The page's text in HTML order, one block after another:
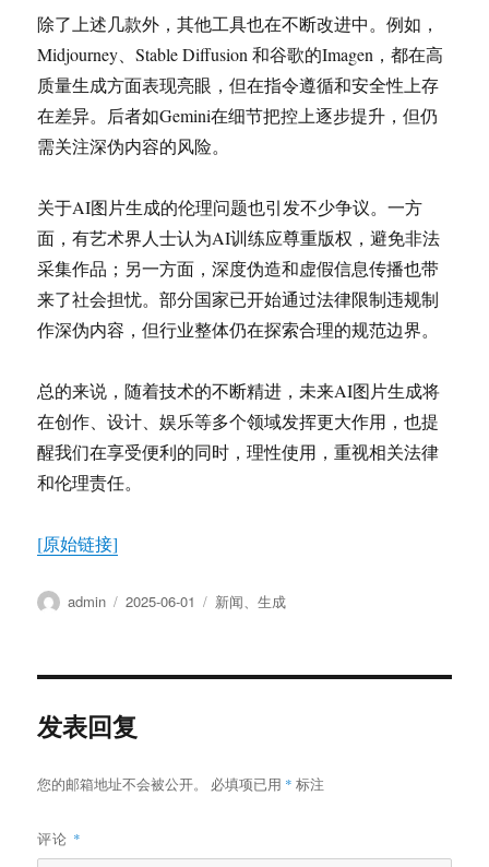
除了上述几款外，其他工具也在不断改进中。例如，
Midjourney、Stable Diffusion 和谷歌的Imagen，都在高
质量生成方面表现亮眼，但在指令遵循和安全性上存
在差异。后者如Gemini在细节把控上逐步提升，但仍
需关注深伪内容的风险。
关于AI图片生成的伦理问题也引发不少争议。一方
面，有艺术界人士认为AI训练应尊重版权，避免非法
采集作品；另一方面，深度伪造和虚假信息传播也带
来了社会担忧。部分国家已开始通过法律限制违规制
作深伪内容，但行业整体仍在探索合理的规范边界。
总的来说，随着技术的不断精进，未来AI图片生成将
在创作、设计、娱乐等多个领域发挥更大作用，也提
醒我们在享受便利的同时，理性使用，重视相关法律
和伦理责任。
[原始链接]
作
admin
发
2025-06-01
分
新闻、生成
发表回复
您的邮箱地址不会被公开。 必填项已用 * 标注
评论 *